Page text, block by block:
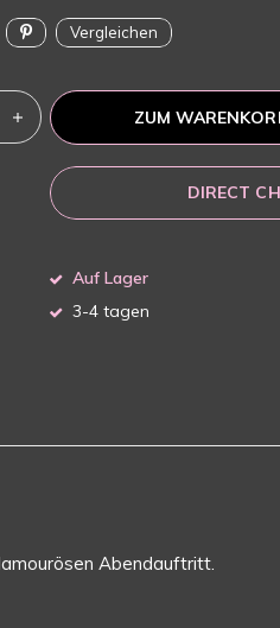
Vergleichen
ZUM
DIRECT
Auf Lager
3-4 tagen
Abendauftritt.